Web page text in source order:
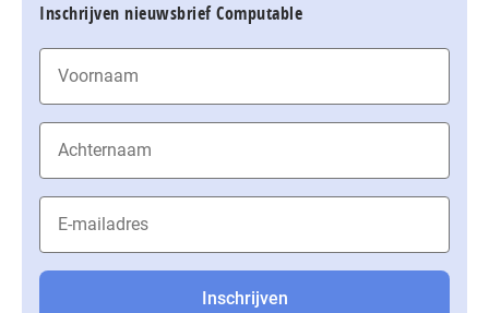
Inschrijven nieuwsbrief Computable